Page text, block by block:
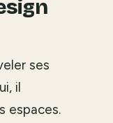
ses
il
espaces.